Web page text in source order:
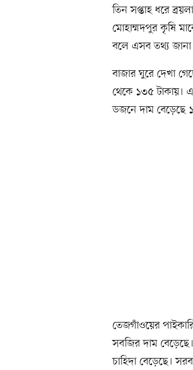
তিন সপ্তাহ ধরে
মোহাম্মদপুর কৃষি
বলে এসব তথ্য জানা
বাজার ঘুরে দেখা
থেকে ১৩৫ টাকায়।
ডজনে দাম বেড়েছে
তেজগাঁওয়ের
সবজির দাম
চাহিদা বেড়েছে।